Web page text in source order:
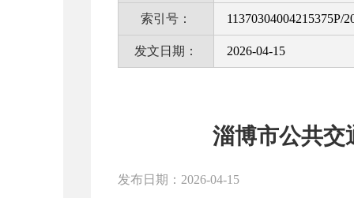
索引号： 11370304004215375P/
发文日期： 2026-04-15
淄博市公共交
发布日期：2026-04-15